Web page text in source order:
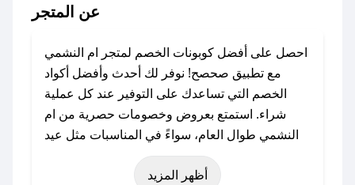
عن المتجر
احصل على أفضل كوبونات الخصم لمتجر ام النشمي
مع تطبيق صحصح! نوفر لك أحدث وأفضل أكواد
الخصم التي تساعدك على التوفير عند كل عملية
شراء. استمتع بعروض وخصومات حصرية من ام
النشمي طوال العام، سواءً في المناسبات مثل عيد
الفطر، عيد الأضحى، الجمعة البيضاء (شهر نوفمبر)،
رمضان، اليوم الوطني، يوم التأسيس، أو حتى عروض
أظهر المزيد